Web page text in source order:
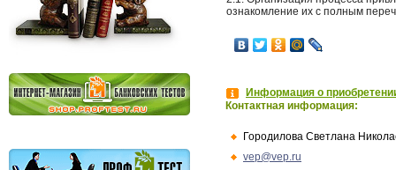
ознакомление их с полным
Информация о
Контактная информация:
Городилова Светлана
vep@vep.ru